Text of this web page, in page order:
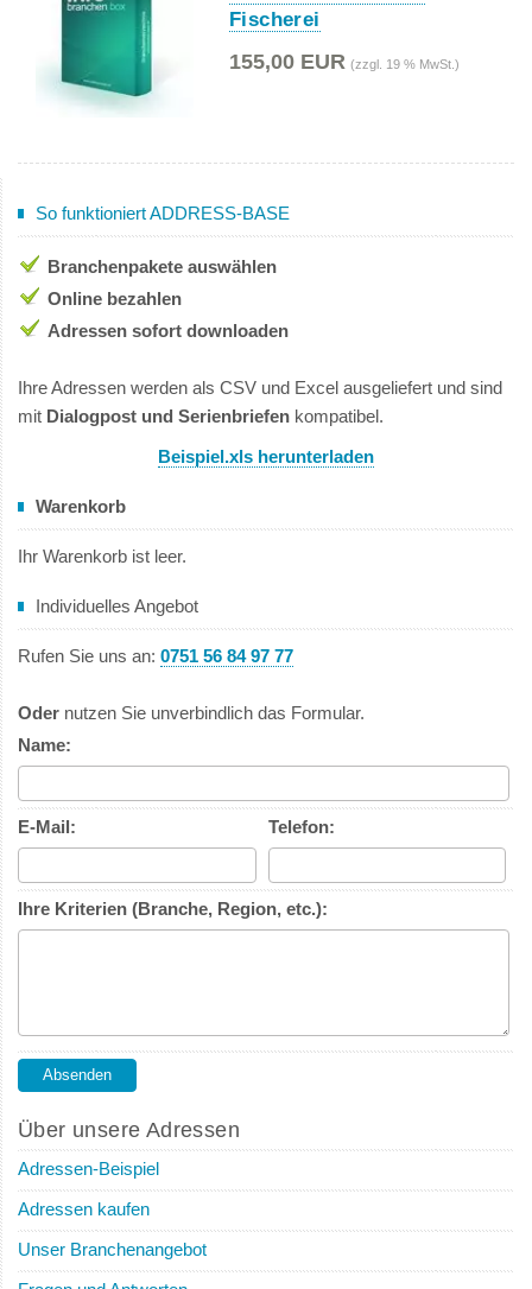
Fischerei
155,00 EUR (zzgl. 19 % MwSt.)
So funktioniert ADDRESS-BASE
Branchenpakete auswählen
Online bezahlen
Adressen sofort downloaden
Ihre Adressen werden als CSV und Excel ausgeliefert und sind
mit Dialogpost und Serienbriefen kompatibel.
Beispiel.xls herunterladen
Warenkorb
Ihr Warenkorb ist leer.
Individuelles Angebot
Rufen Sie uns an: 0751 56 84 97 77
Oder nutzen Sie unverbindlich das Formular.
Name:
E-Mail: Telefon:
Ihre Kriterien (Branche, Region, etc.):
Über unsere Adressen
Adressen-Beispiel
Adressen kaufen
Unser Branchenangebot